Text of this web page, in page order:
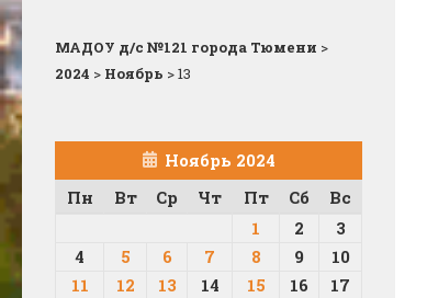
МАДОУ д/с №121 города Тюмени >
2024 > Ноябрь >13
Ноябрь 2024
Пн
Вт Ср Чт Пт Сб
Вс
1
2
3
4
5 6 7 8 9
10
11
12 13 14 15 16
17